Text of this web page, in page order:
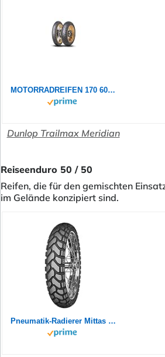
MOTORRADREIFEN 170 60 R17 072W DUNLOP TRAILMAX MERIDIAN TL
Dunlop Trailmax Meridian
Reiseenduro 50 / 50
Reifen, die für den gemischten
im Gelände konzipiert sind.
Pneumatik-Radierer Mittas 120/70B19 60T E-07+ Enduro Trail M+S